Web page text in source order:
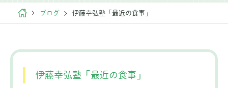
ブログ 伊藤幸弘塾「最近の食事」
伊藤幸弘塾「最近の食事」